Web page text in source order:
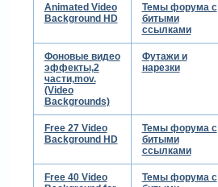
Animated Video
Background HD
Темы форума с
битыми
ссылками
Фоновые видео
эффекты,2
части,mov.
(Video
Backgrounds)
Футажи и
нарезки
Free 27 Video
Background HD
Темы форума с
битыми
ссылками
Free 40 Video
Темы форума с